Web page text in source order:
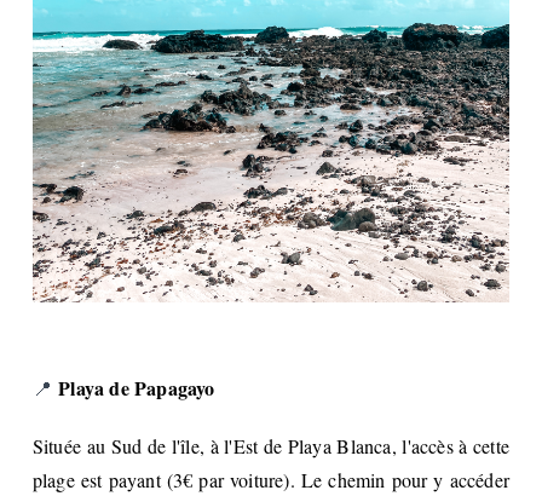
📍Playa de Papagayo
Située au Sud de l'île, à l'Est de Playa Blanca, l'accès à cette
plage est payant (3€ par voiture). Le chemin pour y accéder